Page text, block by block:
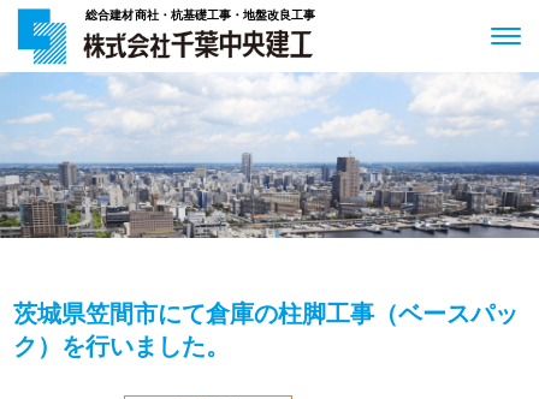
総合建材商社・杭基礎工事・地盤改良工事
茨城県笠間市にて倉庫の柱脚工事（ベースパッ
ク）を行いました。